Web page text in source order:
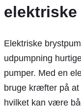
Elektriske
udpumpning
pumper. Med en
bruge kræfter på at
hvilket kan være